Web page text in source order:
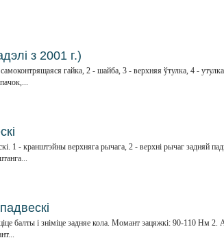
з 2001 г.)
гайка, 2 - шайба, 3 - верхняя ўтулка, 4 -
1 - кранштэйны верхняга рычага, 2 - верхні рычаг задняй
балты і зніміце задняе кола. Момант зацяжкі: 90-110 Нм 2.